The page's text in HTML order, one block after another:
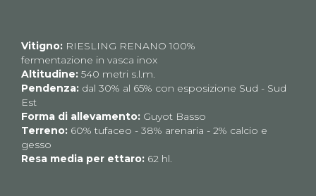
Vitigno: RIESLING RENANO 100%
fermentazione in vasca inox
Altitudine: 540 metri s.l.m.
Pendenza: dal 30% al 65% con esposizione Sud - Sud
Est
Forma di allevamento: Guyot Basso
Terreno: 60% tufaceo - 38% arenaria - 2% calcio e
gesso
Resa media per ettaro: 62 hl.